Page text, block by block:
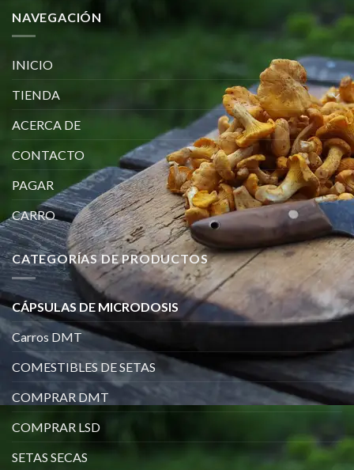
NAVEGACIÓN
INICIO
TIENDA
ACERCA DE
CONTACTO
PAGAR
CARRO
CATEGORÍAS DE PRODUCTOS
CÁPSULAS DE MICRODOSIS
Carros DMT
COMESTIBLES DE SETAS
COMPRAR DMT
COMPRAR LSD
SETAS SECAS